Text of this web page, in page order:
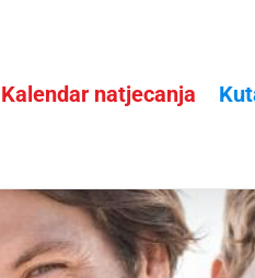
Kalendar natjecanja